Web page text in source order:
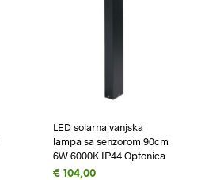
LED solarna vanjska
lampa sa senzorom 90cm
6W 6000K IP44 Optonica
€ 104,00